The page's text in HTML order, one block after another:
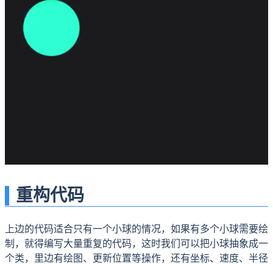
重构代码
上边的代码适合只有一个小球的情况，如果有多个小球需要绘
制，就得编写大量重复的代码，这时我们可以把小球抽象成一
个类，里边有绘图、更新位置等操作，还有坐标、速度、半径